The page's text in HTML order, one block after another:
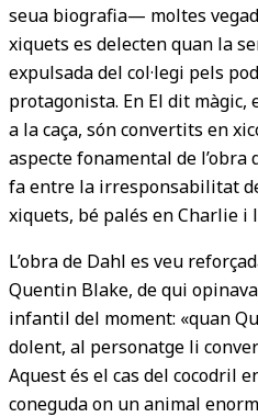
seua biografia— moltes
xiquets es delecten quan la
expulsada del col·legi pels
protagonista. En El dit màgic,
a la caça, són convertits en
aspecte fonamental de l’obra
fa entre la irresponsabilitat
xiquets, bé palés en Charlie i
L’obra de Dahl es veu
Quentin Blake, de qui
infantil del moment: «quan
dolent, al personatge li
Aquest és el cas del cocodril
coneguda on un animal